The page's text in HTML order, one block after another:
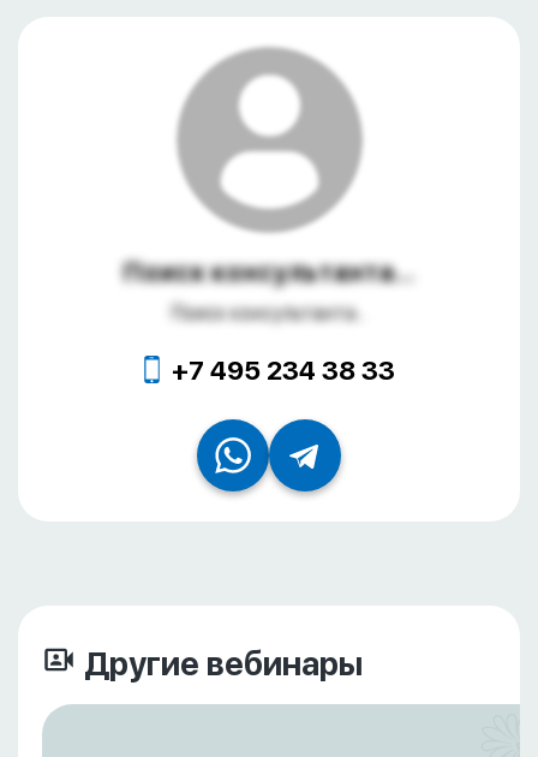
Поиск консультанта...
Поиск консультанта...
+7 495 234 38 33
Другие вебинары